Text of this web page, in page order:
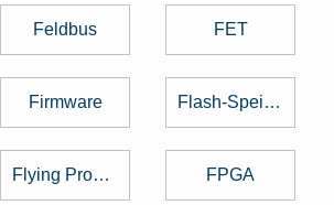
Feldbus FET
Firmware Flash-Speicher
Flying Probe Test FPGA